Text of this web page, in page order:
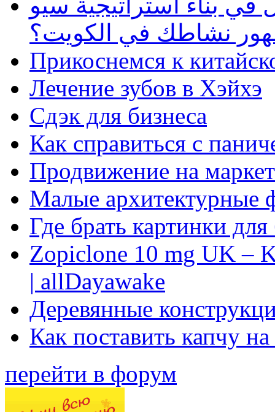
نشاطك في الكويت؟
Прикоснемся к
Лечение зубов в Хэйхэ
Сдэк для бизнеса
Как справиться с
Продвижение на
Малые архитектурные
Где брать картинки
Zopiclone 10 mg UK –
| allDayawake
Деревянные
Как поставить капчу
перейти в форум